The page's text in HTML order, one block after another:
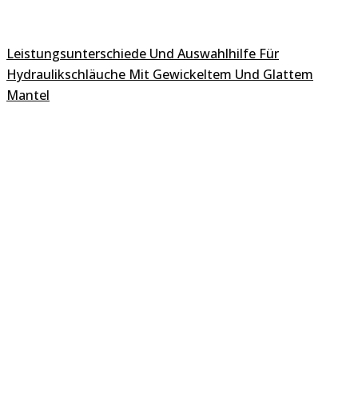
Leistungsunterschiede Und Auswahlhilfe Für
Hydraulikschläuche Mit Gewickeltem Und Glattem
Mantel